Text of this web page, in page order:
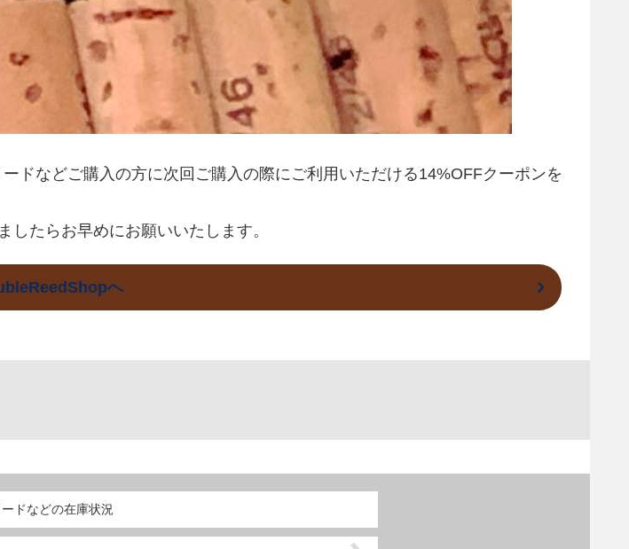
ドなどご購入の方に次回ご購入の際にご利用いただける14%OFFクーポンを
たらお早めにお願いいたします。
へ
ドなどの在庫状況